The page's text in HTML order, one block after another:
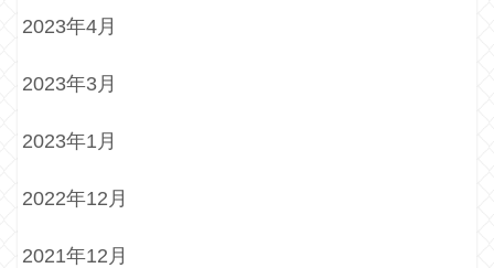
2023年4月
2023年3月
2023年1月
2022年12月
2021年12月